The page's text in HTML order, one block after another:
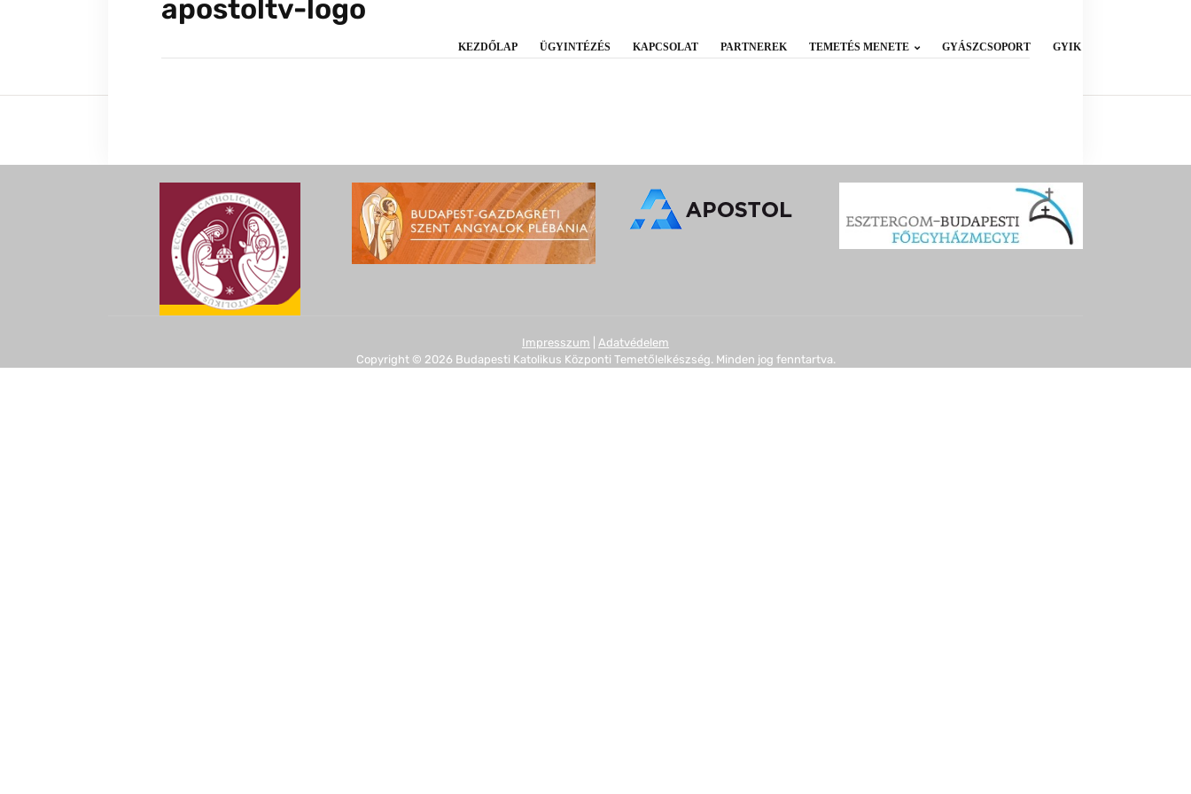
KEZDŐLAP ÜGYINTÉZÉS KAPCSOLAT PARTNEREK TEMETÉS MENETE GYÁSZCSOPORT GYIK
apostoltv-logo
Impresszum
Adatvédelem
Copyright © 2026 Budapesti Katolikus Központi Temetőlelkészség. Minden jog fenntartva.